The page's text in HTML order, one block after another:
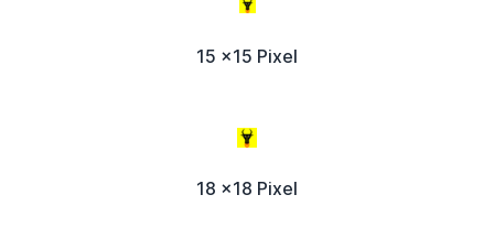
15 x15 Pixel
18 x18 Pixel